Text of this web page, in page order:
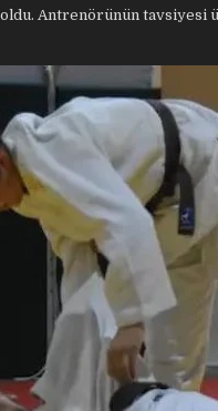
oldu. Antrenörünün